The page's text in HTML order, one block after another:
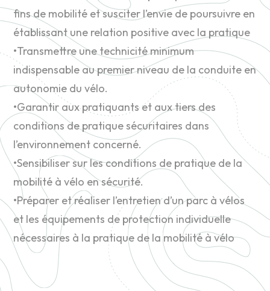
fins de mobilité et susciter l’envie de poursuivre en
établissant une relation positive avec la pratique
•Transmettre une technicité minimum
indispensable au premier niveau de la conduite en
autonomie du vélo.
•Garantir aux pratiquants et aux tiers des
conditions de pratique sécuritaires dans
l’environnement concerné.
•Sensibiliser sur les conditions de pratique de la
mobilité à vélo en sécurité.
•Préparer et réaliser l’entretien d’un parc à vélos
et les équipements de protection individuelle
nécessaires à la pratique de la mobilité à vélo